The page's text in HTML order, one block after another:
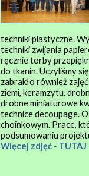
techniki plastyczne.
techniki zwijania
ręcznie torby
do tkanin. Uczyliśmy
zabrakło również
ziemi, keramzytu,
drobne miniaturowe
technice decoupage.
choinkowym. Prace,
podsumowaniu
Więcej zdjęć - TUTAJ